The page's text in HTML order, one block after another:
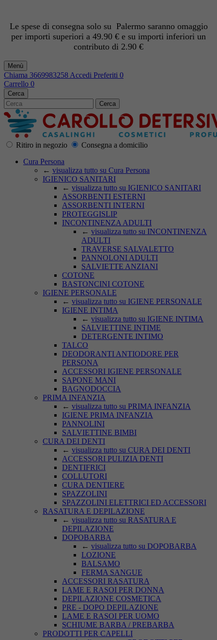
Le spese di consegna solo su Palermo saranno omaggio
per importi superiori a 49.90 € e su importi inferiori un
contributo di 2.90 €
Menù
Chiama 3669983258 Accedi Preferiti 0
Carrello 0
Cerca
Cerca
Ritiro in negozio
Consegna a domicilio
Cura Persona
← visualizza tutto su Cura Persona
IGIENICO SANITARI
← visualizza tutto su IGIENICO SANITARI
ASSORBENTI ESTERNI
ASSORBENTI INTERNI
PROTEGGISLIP
INCONTINENZA ADULTI
← visualizza tutto su INCONTINENZA
ADULTI
TRAVERSE SALVALETTO
PANNOLONI ADULTI
SALVIETTE ANZIANI
COTONE
BASTONCINI COTONE
IGIENE PERSONALE
← visualizza tutto su IGIENE PERSONALE
IGIENE INTIMA
← visualizza tutto su IGIENE INTIMA
SALVIETTINE INTIME
DETERGENTE INTIMO
TALCO
DEODORANTI ANTIODORE PER
PERSONA
ACCESSORI IGIENE PERSONALE
SAPONE MANI
BAGNODOCCIA
PRIMA INFANZIA
← visualizza tutto su PRIMA INFANZIA
IGIENE PRIMA INFANZIA
PANNOLINI
SALVIETTINE BIMBI
CURA DEI DENTI
← visualizza tutto su CURA DEI DENTI
ACCESSORI PULIZIA DENTI
DENTIFRICI
COLLUTORI
CURA DENTIERE
SPAZZOLINI
SPAZZOLINI ELETTRICI ED ACCESSORI
RASATURA E DEPILAZIONE
← visualizza tutto su RASATURA E
DEPILAZIONE
DOPOBARBA
← visualizza tutto su DOPOBARBA
LOZIONE
BALSAMO
FERMA SANGUE
ACCESSORI RASATURA
LAME E RASOI PER DONNA
DEPILAZIONE COSMETICA
PRE - DOPO DEPILAZIONE
LAME E RASOI PER UOMO
SCHIUME BARBA / PREBARBA
PRODOTTI PER CAPELLI